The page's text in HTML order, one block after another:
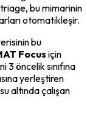
bu mimarinin
otomatikleşir.
bu
Focus için
3 öncelik sınıfına
yerleştiren
altında çalışan